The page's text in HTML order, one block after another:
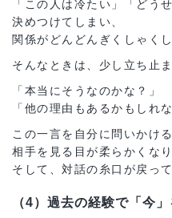
「この人は冷たい」「どう
決めつけてしまい、
関係がどんどんぎくしゃく
そんなときは、少し立ち止
「本当にそうなのかな？」
「他の理由もあるかもしれな
この一言を自分に問いかけ
相手を見る目が柔らかくなり
そして、対話の糸口が戻っ
（4）過去の経験で「今